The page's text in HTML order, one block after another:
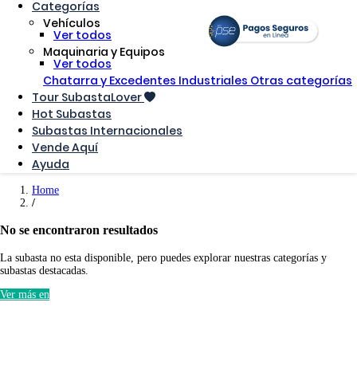
Categorías
Vehículos
Ver todos
Maquinaria y Equipos
Ver todos
Chatarra y Excedentes Industriales Otras categorías
Tour SubastaLover
Hot Subastas
Subastas Internacionales
Vende Aquí
Ayuda
Home
No se encontraron resultados
La subasta no esta disponible, pero puedes explorar nuestras categorías y
subastas destacadas.
Ver más en